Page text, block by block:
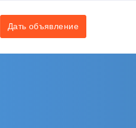
Дать объявление